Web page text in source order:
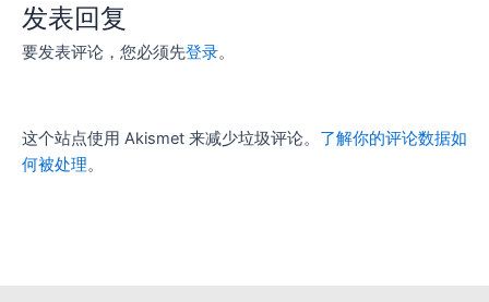
发表回复
要发表评论，您必须先登录。
这个站点使用 Akismet 来减少垃圾评论。 了解你的评论数据如
何被处理。